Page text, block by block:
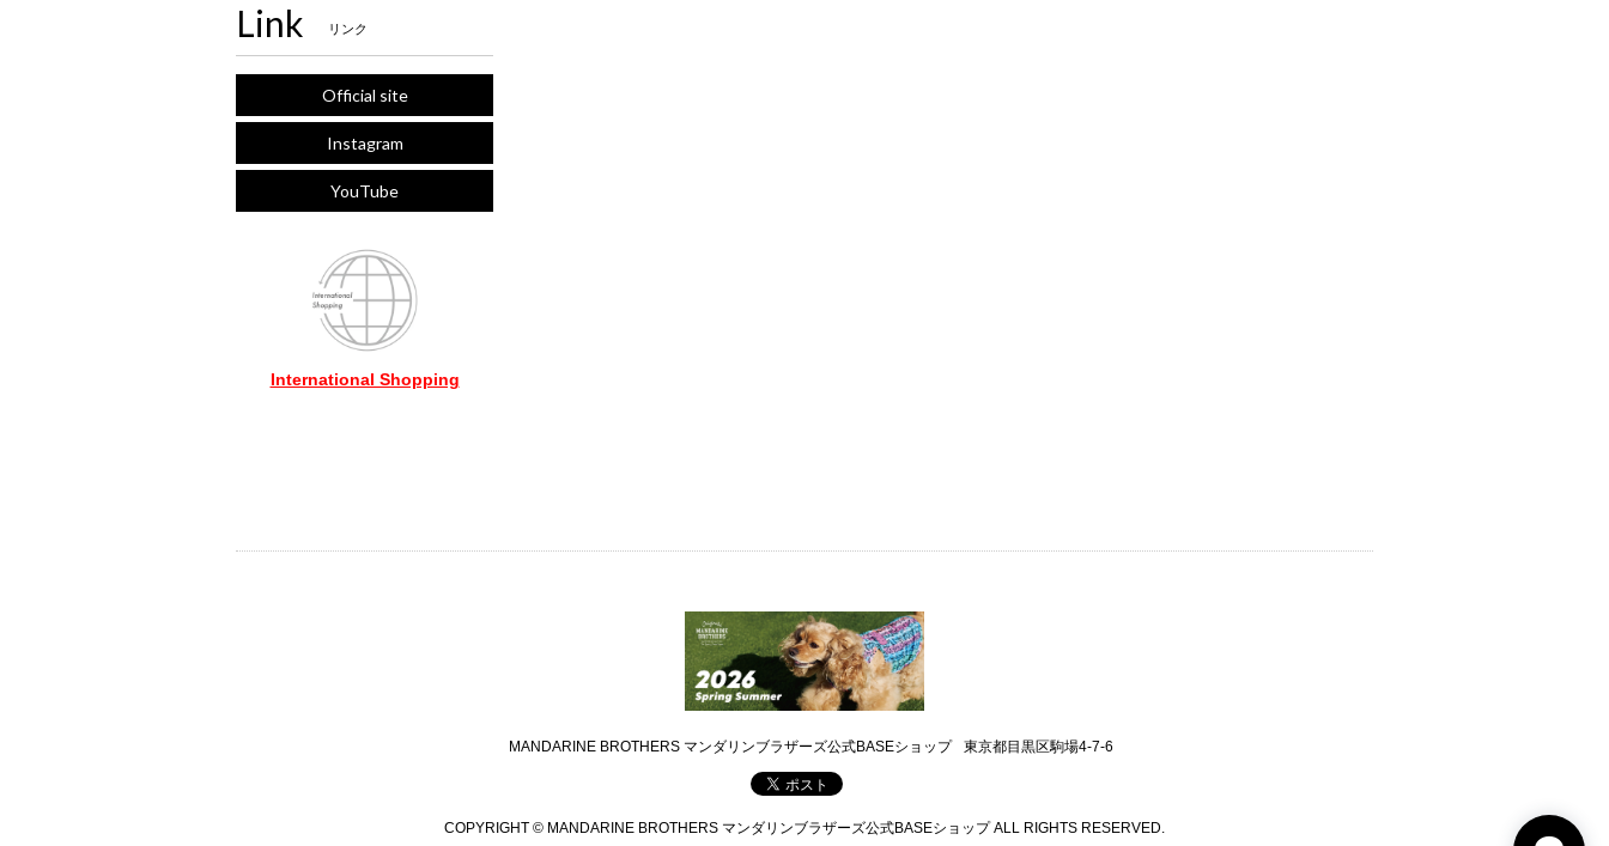
Link リンク
Official site
Instagram
YouTube
International Shopping
MANDARINE BROTHERS マンダリンブラザーズ公式BASEショップ 東京都目黒区駒場4-7-6
COPYRIGHT © MANDARINE BROTHERS マンダリンブラザーズ公式BASEショップ ALL RIGHTS RESERVED.